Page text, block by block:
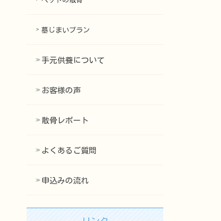
墓じまいプラン
手元供養について
お客様の声
散骨レポート
よくあるご質問
申込みの流れ